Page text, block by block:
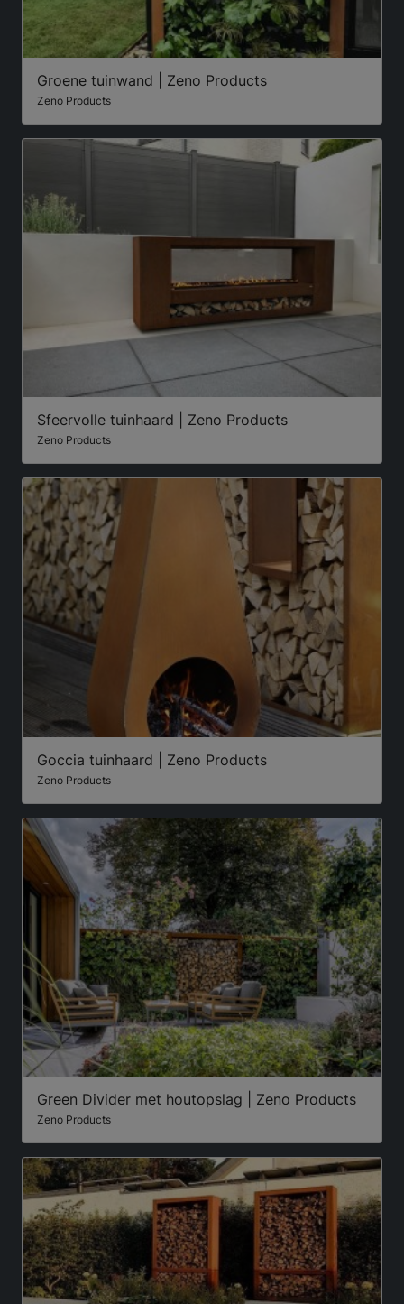
Groene tuinwand | Zeno Products
Zeno Products
Sfeervolle tuinhaard | Zeno Products
Zeno Products
Goccia tuinhaard | Zeno Products
Zeno Products
Green Divider met houtopslag | Zeno Products
Zeno Products